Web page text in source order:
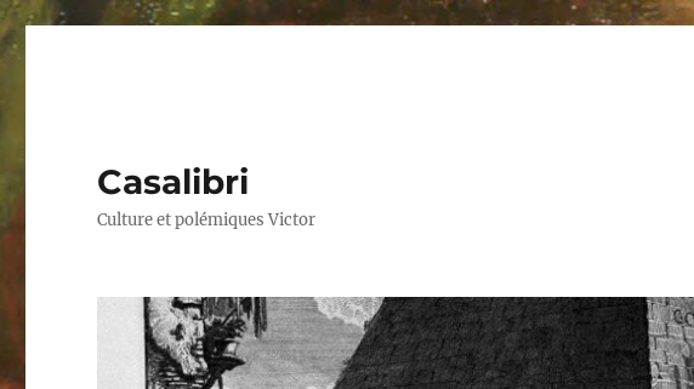
Casalibri
Culture et polémiques Victor